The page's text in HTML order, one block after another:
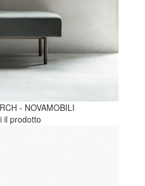
- NOVAMOBILI
il prodotto